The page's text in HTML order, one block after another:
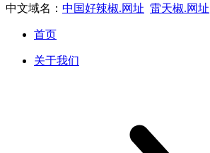
中文域名： 中国好辣椒.网址 雷天椒.网址
首页
关于我们